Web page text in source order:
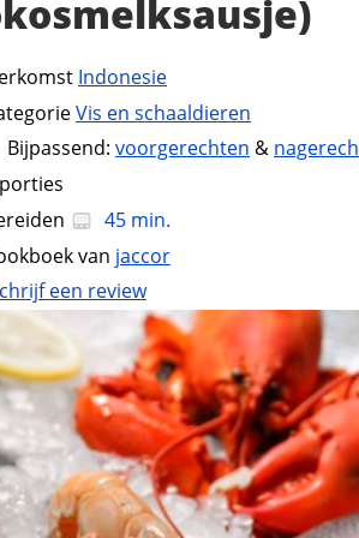
Indonesie
Vis en schaaldieren
Bijpassend: voorgerechten &
porties
45 min.
van jaccor
een review